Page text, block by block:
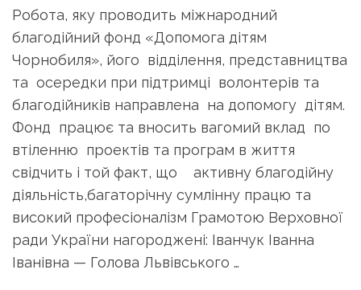
Робота, яку проводить міжнародний
благодійний фонд «Допомога дітям
Чорнобиля», його відділення, представництва
та осередки при підтримці волонтерів та
благодійників направлена на допомогу дітям.
Фонд працює та вносить вагомий вклад по
втіленню проектів та програм в життя
свідчить і той факт, що активну благодійну
діяльність,багаторічну сумлінну працю та
високий професіоналізм Грамотою Верховної
ради України нагороджені: Іванчук Іванна
Іванівна — Голова Львівського …